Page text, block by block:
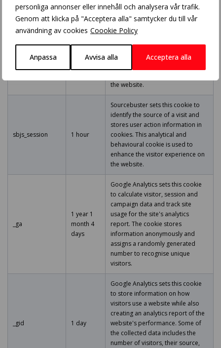
personliga annonser eller innehåll och analysera vår trafik.
Genom att klicka på "Acceptera alla" samtycker du till vår
användning av cookies Coookie Policy
Anpassa Avvisa alla Acceptera alla
the website.
sbjs_udata session
Sourcebuster sets this cookie to
identify the source of a visit and
stores user action information in
cookies. This analytical and
the website.
sbjs_session 1 hour
Sourcebuster sets this cookie to
identify the source of a visit and
stores user action information in
cookies. This analytical and
behavioural cookie is used to
enhance the visitor experience on
the website.
_ga
1 year 1
month 4
days
Google Analytics sets this cookie
to calculate visitor, session and
campaign data and track site
usage for the site's analytics
report. The cookie stores
information anonymously and
assigns a randomly generated
number to recognise unique
visitors.
_gid 1 day
Google Analytics sets this cookie
to store information on how
visitors use a website while also
creating an analytics report of the
website's performance. Some of
the collected data includes the
number of visitors, their source,